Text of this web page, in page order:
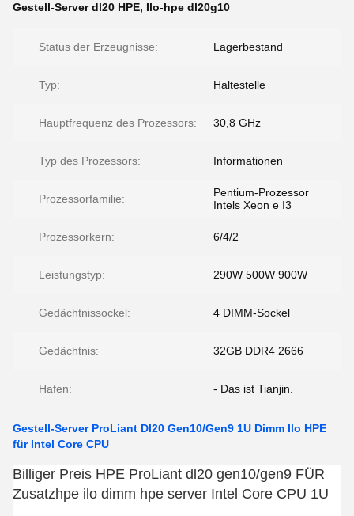
Gestell-Server dl20 HPE, Ilo-hpe dl20g10
Status der Erzeugnisse: Lagerbestand
Typ: Haltestelle
Hauptfrequenz des Prozessors: 30,8 GHz
Typ des Prozessors: Informationen
Prozessorfamilie:
Pentium-Prozessor
Intels Xeon e I3
Prozessorkern: 6/4/2
Leistungstyp: 290W 500W 900W
Gedächtnissockel: 4 DIMM-Sockel
Gedächtnis: 32GB DDR4 2666
Hafen: - Das ist Tianjin.
Gestell-Server ProLiant Dl20 Gen10/Gen9 1U Dimm Ilo HPE
für Intel Core CPU
Billiger Preis HPE ProLiant dl20 gen10/gen9 FÜR
Zusatzhpe ilo dimm hpe server Intel Core CPU 1U